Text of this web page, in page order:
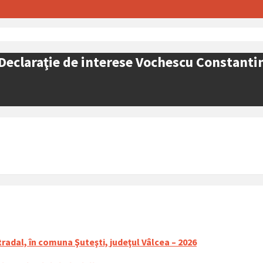
de interese Vochescu
în comuna Şuteşti, judeţul Vâlcea – 2026